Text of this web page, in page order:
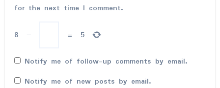
for the next time I comment.
8 − = 5
Notify me of follow-up comments by email.
Notify me of new posts by email.